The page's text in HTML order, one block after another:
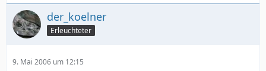
der_koelner
Erleuchteter
9. Mai 2006 um 12:15